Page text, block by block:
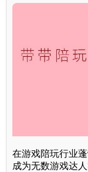
在游戏陪玩行业
成为无数游戏达